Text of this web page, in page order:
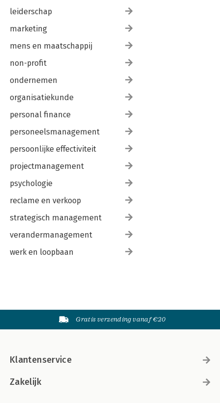
leiderschap
marketing
mens en maatschappij
non-profit
ondernemen
organisatiekunde
personal finance
personeelsmanagement
persoonlijke effectiviteit
projectmanagement
psychologie
reclame en verkoop
strategisch management
verandermanagement
werk en loopbaan
Gratis verzending vanaf €20
Klantenservice
Zakelijk